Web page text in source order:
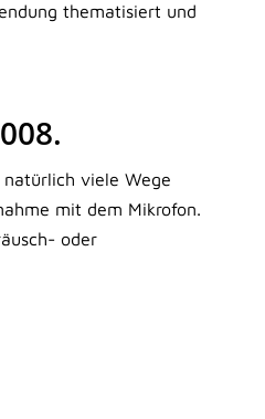
thematisiert und
viele Wege
mit dem Mikrofon.
oder